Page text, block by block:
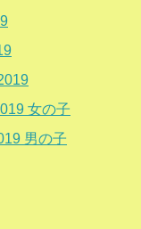
女の子
男の子